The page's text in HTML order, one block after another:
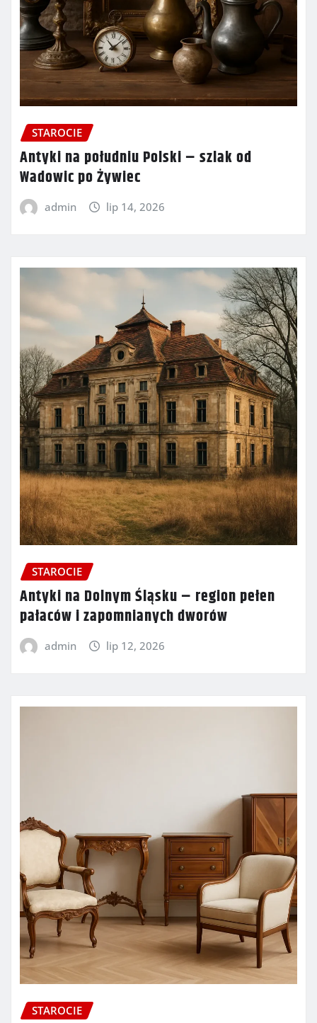
STAROCIE
Antyki na południu Polski – szlak od
Wadowic po Żywiec
admin lip 14, 2026
STAROCIE
Antyki na Dolnym Śląsku – region pełen
pałaców i zapomnianych dworów
admin lip 12, 2026
STAROCIE